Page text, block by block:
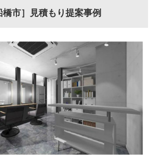
市］見積もり提案事例